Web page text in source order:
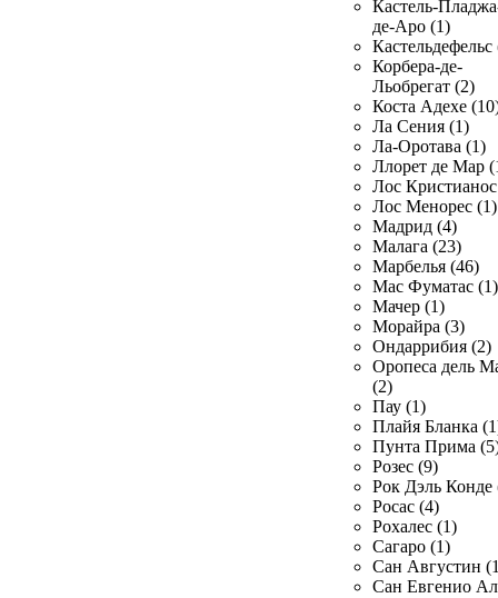
Кастель-
де-Аро (1)
Кастельдефельс
Корбера-де-
Льобрегат (2)
Коста Адехе
Ла Сения (1)
Ла-Оротава (1)
Ллорет де Мар
Лос
Лос Менорес (1)
Мадрид (4)
Малага (23)
Марбелья (46)
Мас Фуматас (1)
Мачер (1)
Морайра (3)
Ондаррибия (2)
Оропеса дель
(2)
Пау (1)
Плайя Бланка
Пунта Прима
Розес (9)
Рок Дэль Конде
Росас (4)
Рохалес (1)
Сагаро (1)
Сан Августин
Сан Евгенио